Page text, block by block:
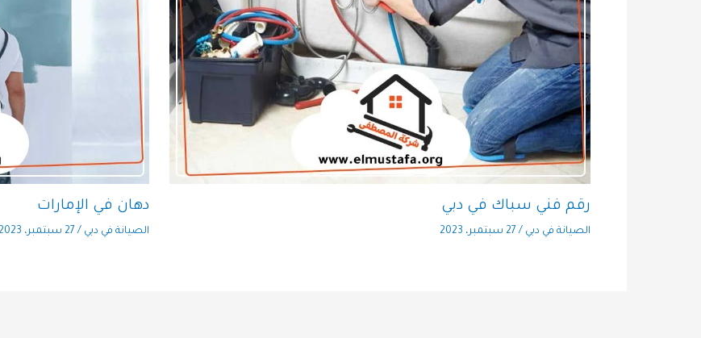
رقم فني سباك في دبي
الصيانة في دبي / 27 سبتمبر، 2023
دهان في الإمارات
الصيانة في دبي / 27 سبتمبر، 2023